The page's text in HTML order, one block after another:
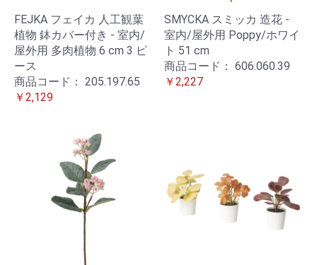
FEJKA フェイカ 人工観葉
植物 鉢カバー付き - 室内/
屋外用 多肉植物 6 cm 3 ピ
ース
商品コード： 205.197.65
￥2,129
SMYCKA スミッカ 造花 -
室内/屋外用 Poppy/ホワイ
ト 51 cm
商品コード： 606.060.39
￥2,227